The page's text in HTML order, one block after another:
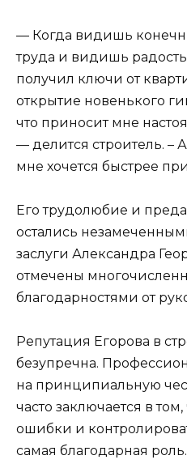
— Когда видишь
труда и видишь радость
получил ключи от
открытие новенького
что приносит мне
— делится строитель. –
мне хочется быстрее
Его трудолюбие и
остались
заслуги Александра
отмечены
благодарностями от
Репутация Егорова в
безупречна.
на принципиальную
часто заключается в
ошибки и
самая благодарная